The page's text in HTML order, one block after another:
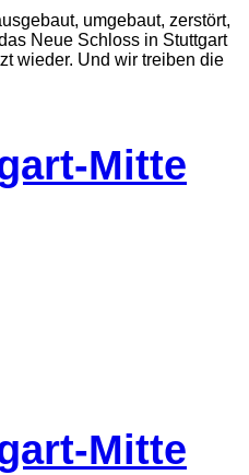
umgebaut, zerstört,
Neue Schloss in Stuttgart
wieder. Und wir treiben die
Mitte
Mitte